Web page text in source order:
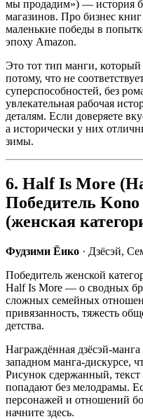
мы продадим») — история
магазинов. Про бизнес
маленькие победы в
эпоху Amazon.
Это тот тип манги,
потому, что не
суперспособностей, без
увлекательная рабочая
деталям. Если доверяете
а исторически у них
зимы.
6. Half Is More
Победитель Kono
(женская
Фудзими Ёико · Дзёсэй,
Победитель женской
Half Is More — о сводных
сложных семейных
привязанность, тяжесть
детства.
Награждённая дзёсэй-
западном манга-дискурсе,
Рисунок сдержанный,
попадают без мелодрамы.
персонажей и отношений
начните здесь.